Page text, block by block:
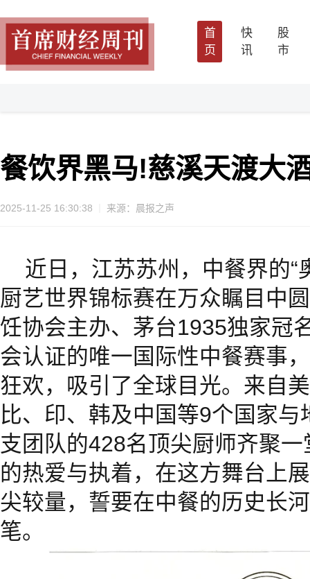
首
页
快
讯
股
市
餐饮界黑马!慈溪天渡大
2025-11-25 16:30:38 来源：晨报之声
近日，江苏苏州，中餐界的
厨艺世界锦标赛在万众瞩目中
饪协会主办、茅台1935独家冠
会认证的唯一国际性中餐赛事
狂欢，吸引了全球目光。来自
比、印、韩及中国等9个国家
支团队的428名顶尖厨师齐聚
的热爱与执着，在这方舞台上
尖较量，誓要在中餐的历史长
笔。